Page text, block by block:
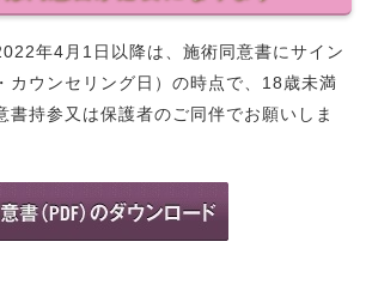
年4月1日以降は、施術同意書にサイン
カウンセリング日）の時点で、18歳未満
書持参又は保護者のご同伴でお願いしま